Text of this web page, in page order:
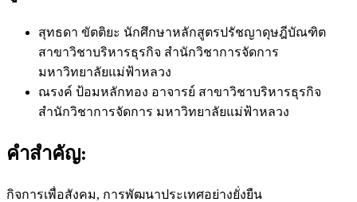
สุทธดา ขัตติยะ นักศึกษาหลักสูตรปรัชญาดุษฎีบัณฑิต
สาขาวิชาบริหารธุรกิจ สำนักวิชาการจัดการ
มหาวิทยาลัยแม่ฟ้าหลวง
ณรงค์ ป้อมหลักทอง อาจารย์ สาขาวิชาบริหารธุรกิจ
สำนักวิชาการจัดการ มหาวิทยาลัยแม่ฟ้าหลวง
คำสำคัญ:
กิจการเพื่อสังคม, การพัฒนาประเทศอย่างยั่งยืน